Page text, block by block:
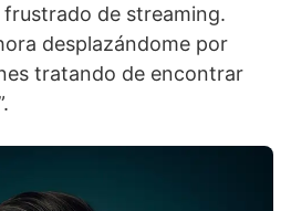
de streaming.
desplazándome por
tratando de encontrar